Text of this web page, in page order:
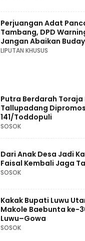
Perjuangan Adat
Tambang, DPD
Jangan Abaikan
LIPUTAN KHUSUS
Putra Berdarah Toraja
Tallupadang
141/Toddopuli
SOSOK
Dari Anak Desa Jadi
Faisal Kembali Jaga
SOSOK
Kakak Bupati Luwu
Makole Baebunta ke-
Luwu–Gowa
SOSOK